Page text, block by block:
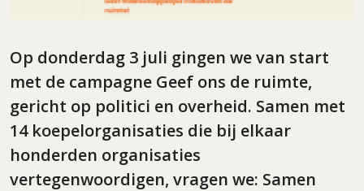
Op donderdag 3 juli gingen we van start
met de campagne Geef ons de ruimte,
gericht op politici en overheid. Samen met
14 koepelorganisaties die bij elkaar
honderden organisaties
vertegenwoordigen, vragen we: Samen